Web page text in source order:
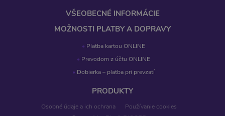
VŠEOBECNÉ INFORMÁCIE
MOŽNOSTI PLATBY A DOPRAVY
Platba kartou ONLINE
Prevodom z účtu ONLINE
Dobierka – platba pri prevzatí
PRODUKTY
Osobné údaje a ich ochrana Používanie cookies